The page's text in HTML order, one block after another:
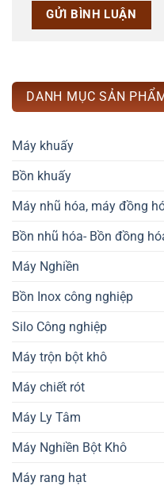
DANH MỤC SẢN
Máy khuấy
Bồn khuấy
Máy nhũ hóa, máy đồng
Bồn nhũ hóa- Bồn đồng
Máy Nghiền
Bồn Inox công nghiệp
Silo Công nghiệp
Máy trộn bột khô
Máy chiết rót
Máy Ly Tâm
Máy Nghiền Bột Khô
Máy rang hạt